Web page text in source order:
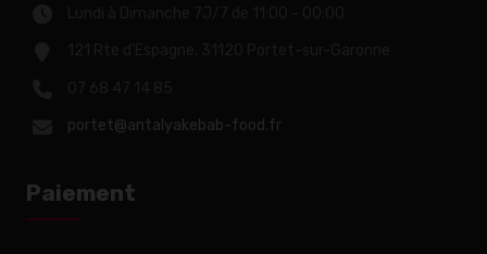
portet@antalyakebab-food.fr
Paiement